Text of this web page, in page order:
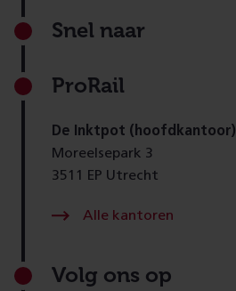
Footer
Snel naar
ProRail
De Inktpot (hoofdkantoor)
Moreelsepark 3
3511 EP Utrecht
Alle kantoren
Volg ons op